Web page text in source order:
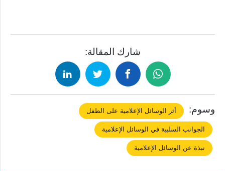
شارك المقالة:
وسوم: أثر الوسائل الإعلامية على الطفل
الجوانب السلبية في الوسائل الإعلامية
نبذة عن الوسائل الإعلامية